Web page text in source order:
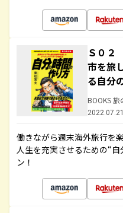
Ｓ０２
市を旅
る自分
BOOKS 旅
働きながら週末海外旅行を
人生を充実させるための“
ン！